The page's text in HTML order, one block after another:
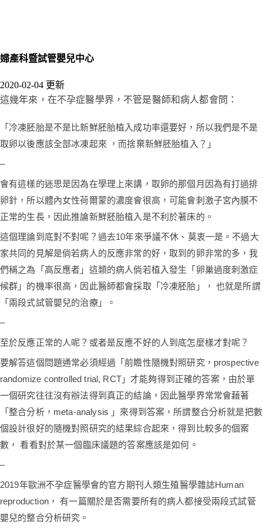
婦產科暨試管嬰兒中心
2020-02-04 更新
這幾年來，在不孕症醫學界，不管是醫師和病人都會問：
「冷凍胚胎是不是比新鮮胚胎植入成功率還要好，所以我們是不是
取卵以後應該全部冰凍起來 ，而捨棄新鮮胚胎植入？」
–
會有這樣的迷思是因為在學理上來講，取卵的那個月因為有打過排
卵針，所以體內女性荷爾蒙的濃度會很高，可能會刺激子宮內膜不
正常的生長，因此推論新鮮胚胎植入是不利於著床的。
這個理論到底對不對呢？過去10年來爭議不休、莫衷一是。不過大
家共同的見解是倘若病人的反應非常的好，取到的卵非常的多，我
們稱之為「高反應者」這類的病人倘若植入發生「卵巢過度刺激症
候群」的機率很高，因此醫師都會採取「冷凍胚胎」， 也就是所謂
「兩段式試管嬰兒的治療」。
–
至於反應正常的人呢？或者是反應不好的人到底怎麼樣才對呢？
要解答這個問題通常必須經過「前瞻性隨機對照研究，prospective
randomize controlled trial, RCT」才能夠得到正確的答案，由於單
一個研究往往沒有辦法得到真正的結論，因此醫學界常常會藉著
「整合分析，meta-analysis 」來得到答案，所謂整合分析就是把數
個設計很好的隨機對照研究的結果綜合起來，得到比較多的個案
數， 看看對於某一個臨床議題的答案應該是如何。
–
2019年歐洲不孕症醫學會的官方期刊人類生殖醫學雜誌Human
reproduction， 有一篇關於是否需要所有的病人都接受兩段式試管
嬰兒的整合分析研究。